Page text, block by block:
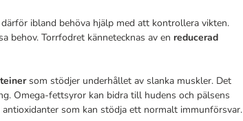
ibland behöva hjälp med att kontrollera vikten.
behov. Torrfodret kännetecknas av en reducerad
som stödjer underhållet av slanka muskler. Det
Omega-fettsyror kan bidra till hudens och pälsens
som kan stödja ett normalt immunförsvar.